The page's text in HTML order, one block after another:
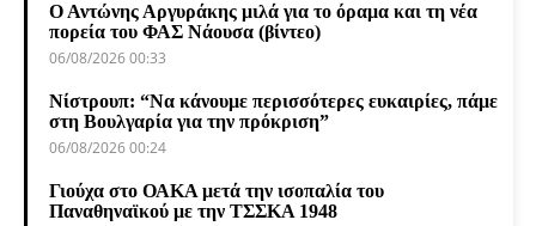
Ο Αντώνης Αργυράκης μιλά για το όραμα και τη νέα
πορεία του ΦΑΣ Νάουσα (βίντεο)
06/08/2026 00:33
Νίστρουπ: “Να κάνουμε περισσότερες ευκαιρίες, πάμε
στη Βουλγαρία για την πρόκριση”
06/08/2026 00:24
Γιούχα στο ΟΑΚΑ μετά την ισοπαλία του
Παναθηναϊκού με την ΤΣΣΚΑ 1948